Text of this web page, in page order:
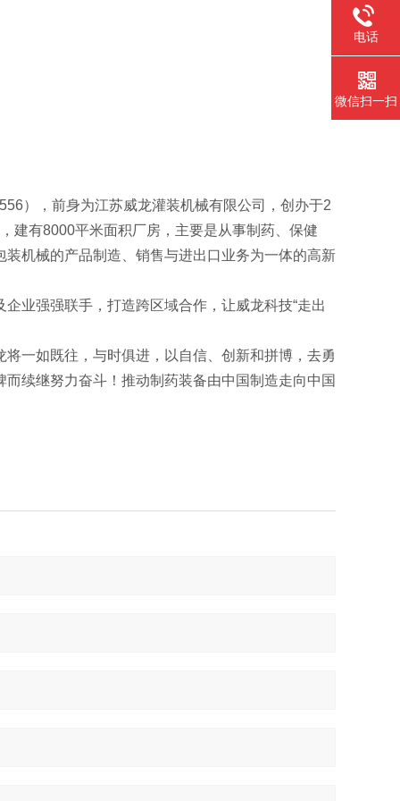
），前身为江苏威龙灌装机械有限公司，创办于2
建有8000平米面积厂房，主要是从事制药、保健
机械的产品制造、销售与进出口业务为一体的高新
业强强联手，打造跨区域合作，让威龙科技“走出
一如既往，与时俱进，以自信、创新和拼博，去勇
续继努力奋斗！推动制药装备由中国制造走向中国
电话
微信扫一扫